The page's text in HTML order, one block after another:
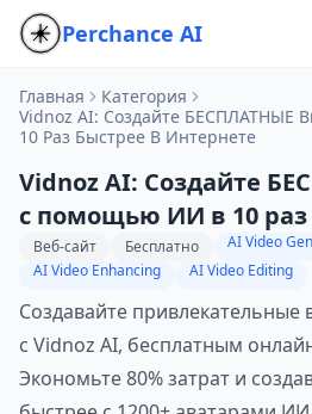
Perchance AI
Главная
Категория
Vidnoz AI: Создайте
10 Раз Быстрее В Интернете
Vidnoz AI: Создайте
с помощью ИИ в 10 раз
Интернете
Веб-сайт Бесплатно
AI Video
AI Video Enhancing
AI Video Editing
Создавайте
с Vidnoz AI, бесплатным
Экономьте 80% затрат и